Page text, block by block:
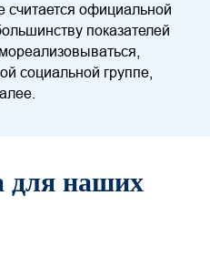
официальной
показателей
социальной группе,
для наших